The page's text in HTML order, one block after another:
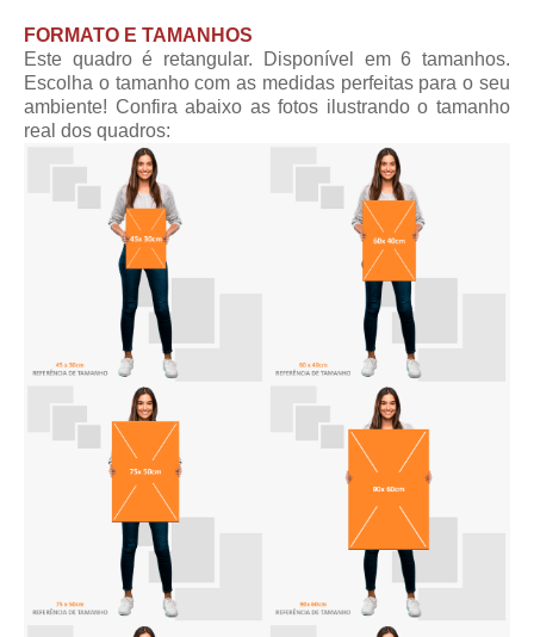
FORMATO E TAMANHOS
Este quadro é retangular. Disponível em 6 tamanhos.
Escolha o tamanho com as medidas perfeitas para o seu
ambiente! Confira abaixo as fotos ilustrando o tamanho
real dos quadros: